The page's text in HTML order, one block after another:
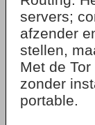
servers;
afzender
stellen,
Met de
zonder
portable.